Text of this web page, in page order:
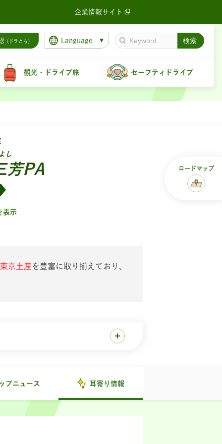
企業情報サイト
（ドラとら） Language
観光・ドライブ旅 セーフティドライブ
し
芳PA
表示
東京土産を豊富に取り揃えており、
プニュース 耳寄り情報
ロードマップ